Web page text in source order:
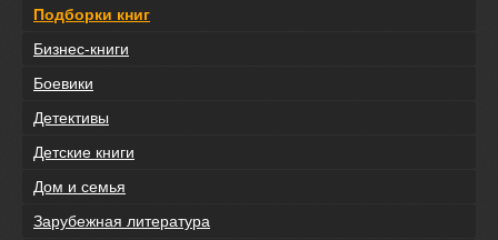
Подборки книг
Бизнес-книги
Боевики
Детективы
Детские книги
Дом и семья
Зарубежная литература